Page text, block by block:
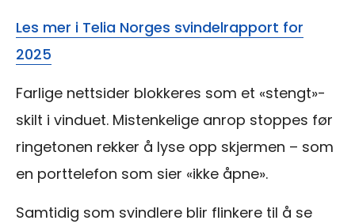
Les mer i Telia Norges svindelrapport for
2025
Farlige nettsider blokkeres som et «stengt»-
skilt i vinduet. Mistenkelige anrop stoppes før
ringetonen rekker å lyse opp skjermen – som
en porttelefon som sier «ikke åpne».
Samtidig som svindlere blir flinkere til å se